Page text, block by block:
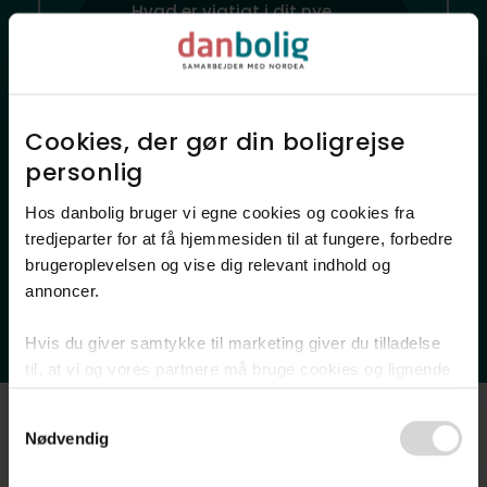
Cookies, der gør din boligrejse
personlig​
Hos danbolig bruger vi egne cookies og cookies fra
tredjeparter for at få hjemmesiden til at fungere, forbedre
brugeroplevelsen og vise dig relevant indhold og
annoncer.​
Hvis du giver samtykke til marketing giver du tilladelse
til, at vi og vores partnere må bruge cookies og lignende
danbolig.dk. Vi kan kombinere disse oplysninger med
andre data og anvende dem til målrettet markedsføring til
Selection
Nødvendig
Hvad er vigtigt i dit nye
nabolag?
Hvor finder jeg?
Offentlig transport
Indkøb
Sundhed
Skoler
Daginstitutioner
Fritidsfaciliteter
Luftfoto